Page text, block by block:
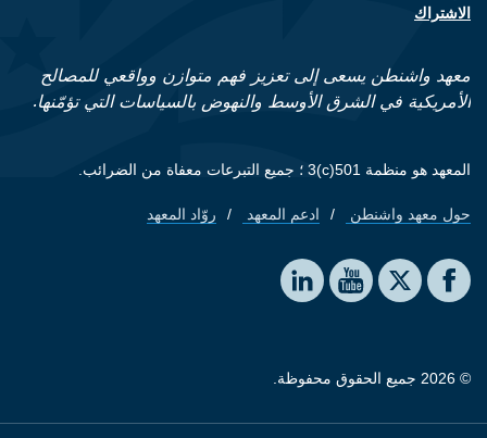
الاشتراك
معهد واشنطن يسعى إلى تعزيز فهم متوازن وواقعي للمصالح
الأمريكية في الشرق الأوسط والنهوض بالسياسات التي تؤمّنها.
المعهد هو منظمة 501(c)3 ؛ جميع التبرعات معفاة من الضرائب.
Footer quick links
حول معهد واشنطن ادعم المعهد روّاد المعهد
Social media
The Washington Institute on Facebook
The Washington Institute on X
The Washington Institute on YouTube
The Washington Institute on LinkedIn
© 2026 جميع الحقوق محفوظة.